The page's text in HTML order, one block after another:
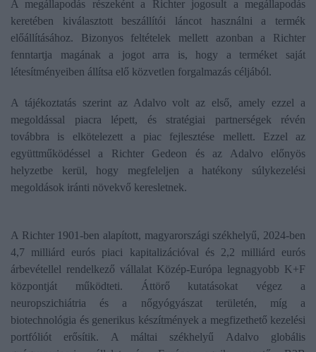
A megállapodás részeként a Richter jogosult a megállapodás
keretében kiválasztott beszállítói láncot használni a termék
előállításához. Bizonyos feltételek mellett azonban a Richter
fenntartja magának a jogot arra is, hogy a terméket saját
létesítményeiben állítsa elő közvetlen forgalmazás céljából.
A tájékoztatás szerint az Adalvo volt az első, amely ezzel a
megoldással piacra lépett, és stratégiai partnerségek révén
továbbra is elkötelezett a piac fejlesztése mellett. Ezzel az
együttműködéssel a Richter Gedeon és az Adalvo előnyös
helyzetbe kerül, hogy megfeleljen a hatékony súlykezelési
megoldások iránti növekvő keresletnek.
A Richter 1901-ben alapított, magyarországi székhelyű, 2024-ben
4,7 milliárd eurós piaci kapitalizációval és 2,2 milliárd eurós
árbevétellel rendelkező vállalat Közép-Európa legnagyobb K+F
központját működteti. Áttörő kutatásokat végez a
neuropszichiátria és a nőgyógyászat területén, míg a
biotechnológia és generikus készítmények a megfizethető kezelési
portfóliót erősítik. A máltai székhelyű Adalvo globális